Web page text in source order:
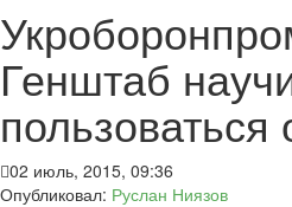
Генштаб
02 июль, 2015, 09:36
Опубликовал: Руслан Ниязов